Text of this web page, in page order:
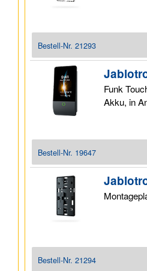
Bestell-Nr.21293
Funk
Akku, in
Bestell-Nr. 19647
Bestell-Nr.21294